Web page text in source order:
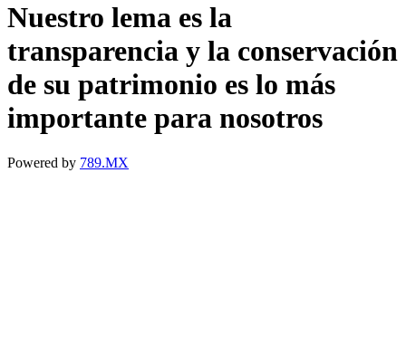
Nuestro lema es la
transparencia y la conservación
de su patrimonio es lo más
importante para nosotros
Powered by 789.MX